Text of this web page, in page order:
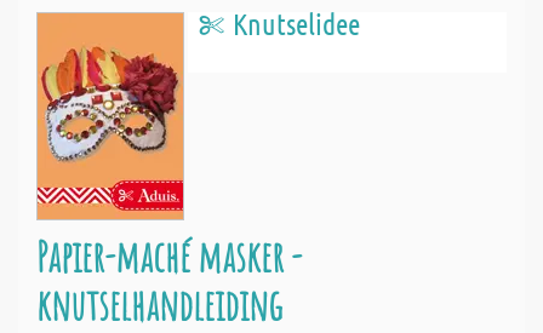
Knutselidee
Papier-maché masker -
knutselhandleiding